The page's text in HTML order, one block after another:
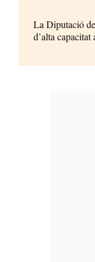
La Diputació
d’alta